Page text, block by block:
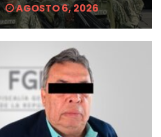
AGOSTO 6, 2026